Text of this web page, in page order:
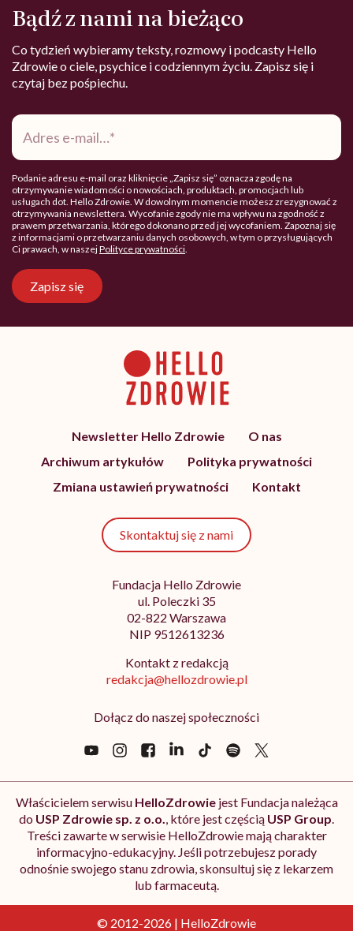
Bądź z nami na bieżąco
Co tydzień wybieramy teksty, rozmowy i podcasty Hello
Zdrowie o ciele, psychice i codziennym życiu. Zapisz się i
czytaj bez pośpiechu.
Adres
mail*
Podanie adresu e-mail oraz kliknięcie „Zapisz się” oznacza zgodę na
otrzymywanie wiadomości o nowościach, produktach, promocjach lub
usługach dot. Hello Zdrowie. W dowolnym momencie możesz zrezygnować z
otrzymywania newslettera. Wycofanie zgody nie ma wpływu na zgodność z
prawem przetwarzania, którego dokonano przed jej wycofaniem. Zapoznaj się
z informacjami o przetwarzaniu danych osobowych, w tym o przysługujących
Ci prawach, w naszejPolityce prywatności.
Zapisz się
Newsletter Hello Zdrowie
O nas
Archiwum artykułów
Polityka prywatności
Zmiana ustawień prywatności
Kontakt
Skontaktuj się z nami
Fundacja Hello Zdrowie
ul. Poleczki 35
02-822 Warszawa
NIP 9512613236
Kontakt z redakcją
redakcja@hellozdrowie.pl
Dołącz do naszej społeczności
Właścicielem serwisu HelloZdrowiejest Fundacja należąca
do USP Zdrowie sp. z o.o., które jest częścią USP Group.
Treści zawarte w serwisie HelloZdrowie mają charakter
informacyjno-edukacyjny. Jeśli potrzebujesz porady
odnośnie swojego stanu zdrowia, skonsultuj się z lekarzem
lub farmaceutą.
© 2012-2026 | HelloZdrowie